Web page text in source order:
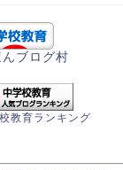
んブログ村
教育ランキング